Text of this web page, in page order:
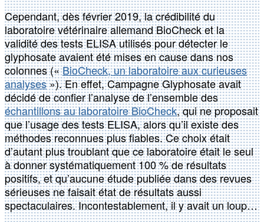
Cependant, dès février 2019, la crédibilité du
laboratoire vétérinaire allemand BioCheck et la
validité des tests ELISA utilisés pour détecter le
glyphosate avaient été mises en cause dans nos
colonnes («BioCheck, un laboratoire aux curieuses
analyses»). En effet, Campagne Glyphosate avait
décidé de confier l’analyse de l’ensemble des
échantillons au laboratoire BioCheck, qui ne proposait
que l’usage des tests ELISA, alors qu’il existe des
méthodes reconnues plus fiables. Ce choix était
d’autant plus troublant que ce laboratoire était le seul
à donner systématiquement 100 % de résultats
positifs, et qu’aucune étude publiée dans des revues
sérieuses ne faisait état de résultats aussi
spectaculaires. Incontestablement, il y avait un loup…